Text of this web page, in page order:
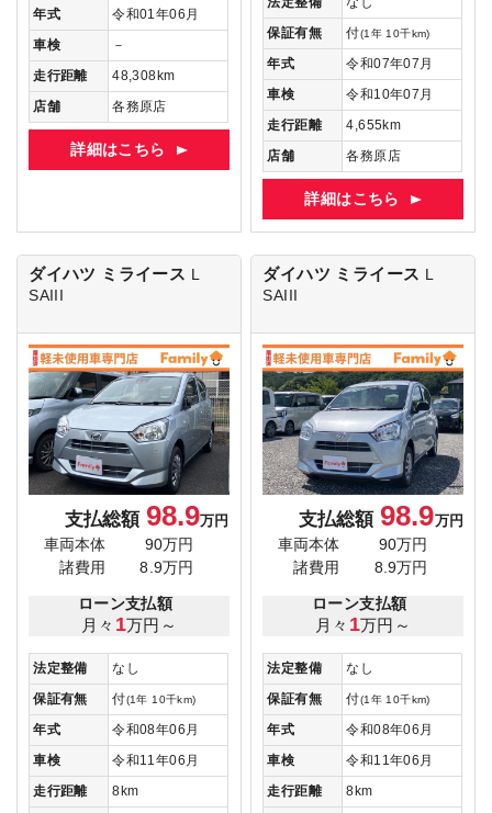
年式
令和01年06月
車検
－
走行距離
48,308km
店舗
各務原店
詳細はこちら
保証有無
付(1年 10千km)
年式
令和07年07月
車検
令和10年07月
走行距離
4,655km
店舗
各務原店
詳細はこちら
ダイハツ ミライース L
SAIII
支払総額 98.9万円
車両本体
90万円
諸費用
8.9万円
ローン支払額
月々 1万円～
法定整備
なし
保証有無
付(1年 10千km)
年式
令和08年06月
車検
令和11年06月
走行距離
8km
ダイハツ ミライース L
SAIII
支払総額 98.9万円
車両本体
90万円
諸費用
8.9万円
ローン支払額
月々 1万円～
法定整備
なし
保証有無
付(1年 10千km)
年式
令和08年06月
車検
令和11年06月
走行距離
8km